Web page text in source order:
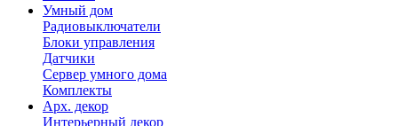
Умный дом
Радиовыключатели
Блоки управления
Датчики
Сервер умного дома
Комплекты
Арх. декор
Интерьерный декор